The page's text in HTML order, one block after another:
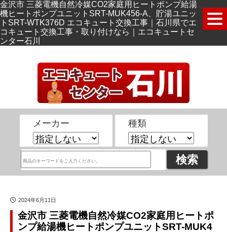
金沢市 三菱電機自然冷媒CO2家庭用ヒートポンプ給湯
機ヒートポンプユニットSRT-MUK456-A、貯湯ユニッ
トSRT-WTK376D エコキュート交換工事｜石川県でエ
コキュート交換工事・取り付けなら｜エコキュートセ
ンター石川
メーカー 種類
2024年6月11日
金沢市 三菱電機自然冷媒CO2家庭用ヒートポ
ンプ給湯機ヒートポンプユニットSRT-MUK4